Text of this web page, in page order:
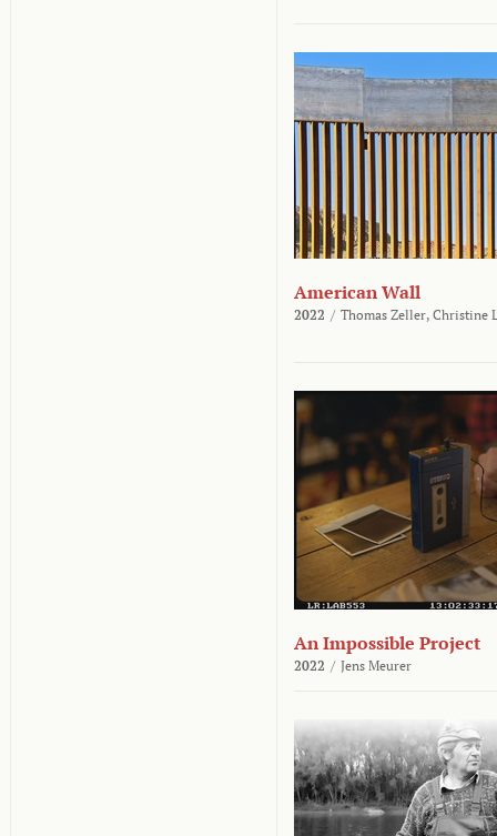
American Wall
2022 / Thomas Zeller, Christine
An Impossible Project
2022 / Jens Meurer